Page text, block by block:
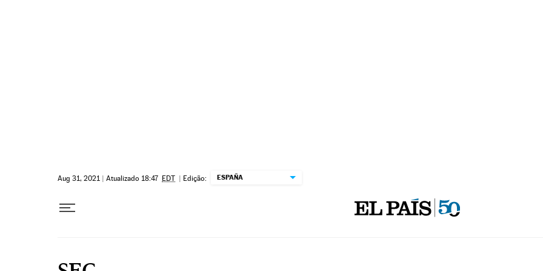
Aug 31, 2021 | Atualizado 18:47 EDT | Edição: ESPAÑA